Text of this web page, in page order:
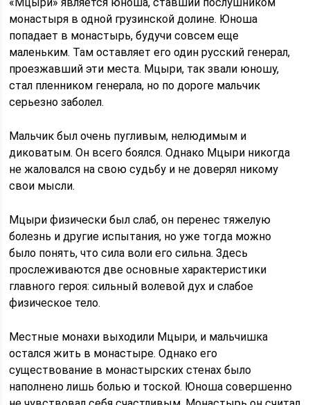
монастыря в одной грузинской долине. Юноша
попадает в монастырь, будучи совсем еще
маленьким. Там оставляет его один русский генерал,
проезжавший эти места. Мцыри, так звали юношу,
стал пленником генерала, но по дороге мальчик
серьезно заболел.
Мальчик был очень пугливым, нелюдимым и
диковатым. Он всего боялся. Однако Мцыри никогда
не жаловался на свою судьбу и не доверял никому
свои мысли.
Мцыри физически был слаб, он перенес тяжелую
болезнь и другие испытания, но уже тогда можно
было понять, что сила воли его сильна. Здесь
прослеживаются две основные характеристики
главного героя: сильный волевой дух и слабое
физическое тело.
Местные монахи выходили Мцыри, и мальчишка
остался жить в монастыре. Однако его
существование в монастырских стенах было
наполнено лишь болью и тоской. Юноша совершенно